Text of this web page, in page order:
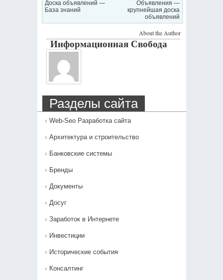
Доска объявлений —
База знаний
Объявления —
крупнейшая доска
объявлений
About the Author
Информационная Свобода
Разделы сайта
Web-Seo Разработка сайта
Архитектура и строительство
Банковские системы
Бренды
Документы
Досуг
Заработок в Интернете
Инвестиции
Исторические события
Консалтинг